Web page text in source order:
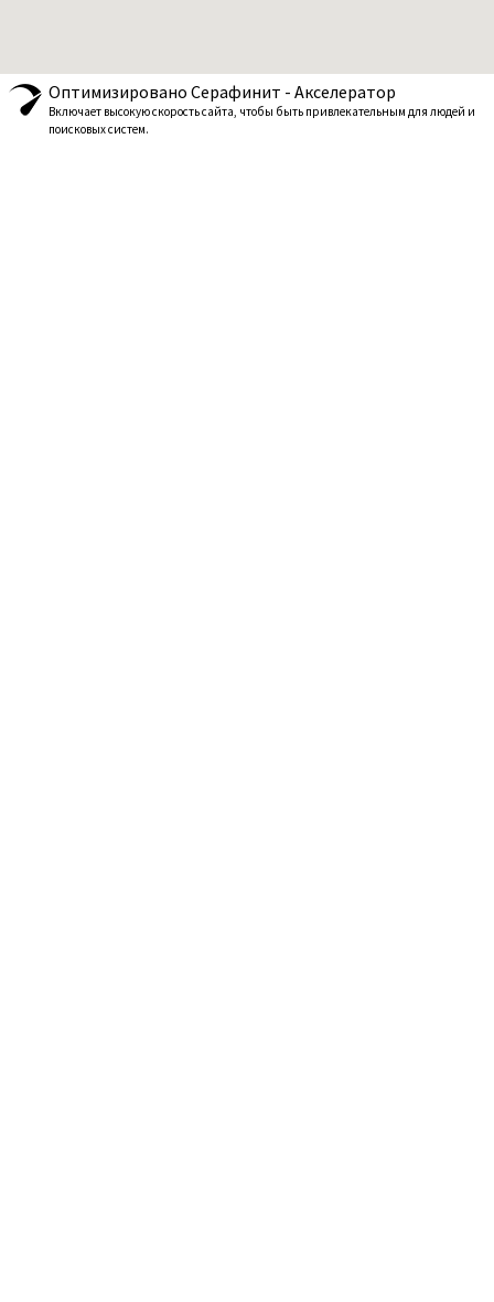
Оптимизировано Серафинит - Акселератор
Включает высокую скорость сайта, чтобы быть привлекательным для людей и
поисковых систем.